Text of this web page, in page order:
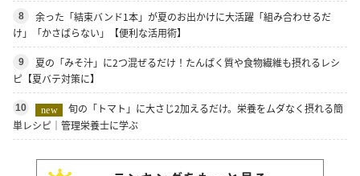
8
余った「結束バンド1本」が夏のお出かけに大活躍「組み合わせるだ
け」「かさばらない」【便利な活用術】
9
夏の「みそ汁」に2つ混ぜるだけ！たんぱく質や食物繊維も摂れるレシ
ピ【夏バテ対策に】
10 new
旬の「トマト」に大さじ2加えるだけ。栄養をムダなく摂れる簡
単レシピ｜管理栄養士に学ぶ